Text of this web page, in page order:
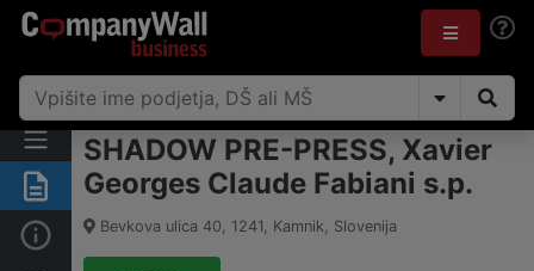
Povzetek
Osnovni podatki
SHADOW PRE-PRESS, Xavier
Georges Claude Fabiani s.p.
Bevkova ulica 40, 1241, Kamnik, Slovenija